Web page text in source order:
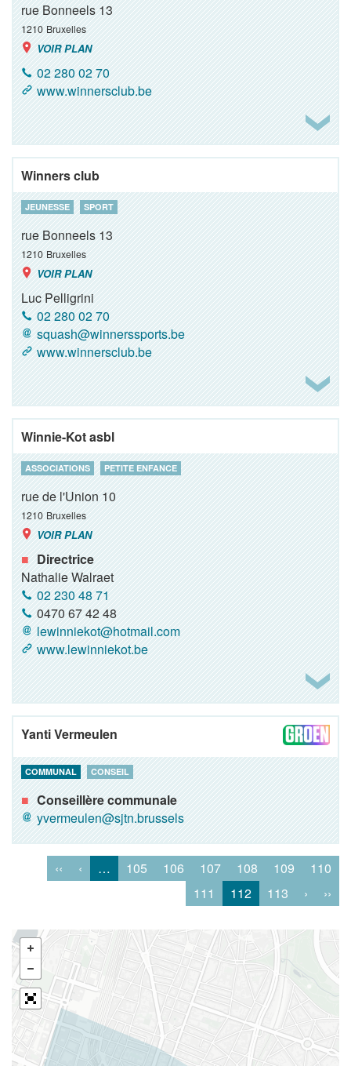
rue Bonneels 13
1210 Bruxelles
VOIR PLAN
02 280 02 70
www.winnersclub.be
Winners club
JEUNESSE SPORT
rue Bonneels 13
1210 Bruxelles
VOIR PLAN
Luc Pelligrini
02 280 02 70
squash@winnerssports.be
www.winnersclub.be
Winnie-Kot asbl
ASSOCIATIONS PETITE ENFANCE
rue de l'Union 10
1210 Bruxelles
VOIR PLAN
Directrice
Nathalie Walraet
02 230 48 71
0470 67 42 48
lewinniekot@hotmail.com
www.lewinniekot.be
Yanti Vermeulen
COMMUNAL CONSEIL
Conseillère communale
yvermeulen@sjtn.brussels
‹‹ ‹ … 105 106 107 108 109
110
111
112 113 › ››